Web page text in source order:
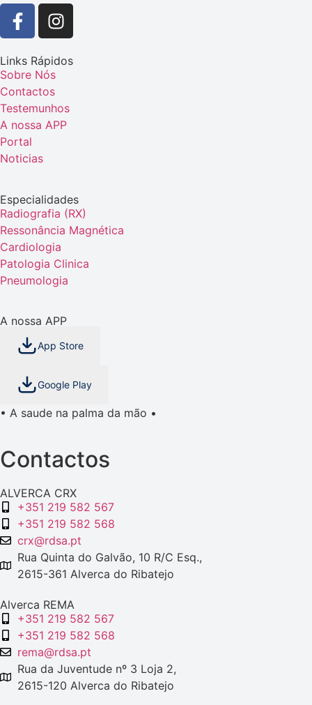
Links Rápidos
Sobre Nós
Contactos
Testemunhos
A nossa APP
Portal
Noticias
Especialidades
Radiografia (RX)
Ressonância Magnética
Cardiologia
Patologia Clinica
Pneumologia
A nossa APP
App Store
Google Play
• A saude na palma da mão •
Contactos
ALVERCA CRX
+351 219 582 567
+351 219 582 568
crx@rdsa.pt
Rua Quinta do Galvão, 10 R/C Esq.,
2615-361 Alverca do Ribatejo
Alverca REMA
+351 219 582 567
+351 219 582 568
rema@rdsa.pt
Rua da Juventude nº 3 Loja 2,
2615-120 Alverca do Ribatejo